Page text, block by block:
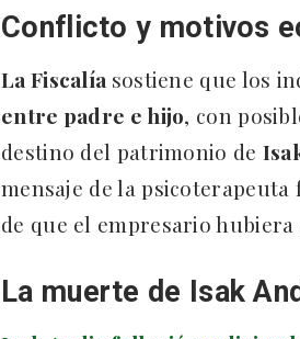
Conflicto y motivos
La Fiscalía sostiene que los
entre padre e hijo, con
destino del patrimonio de
mensaje de la
de que el empresario
La muerte de Isak